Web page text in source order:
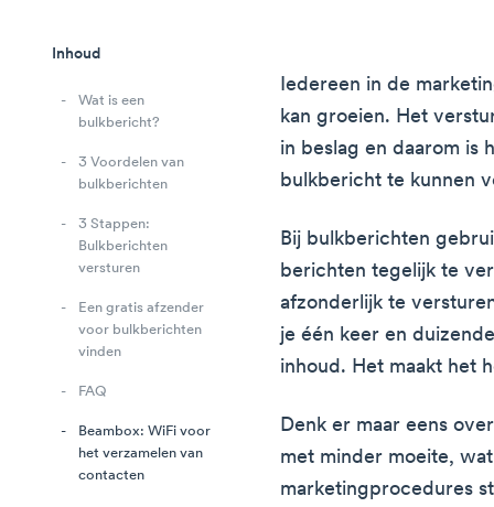
Inhoud
Wat is een
bulkbericht?
3 Voordelen van
bulkberichten
3 Stappen:
Bulkberichten
versturen
Een gratis afzender
voor bulkberichten
vinden
FAQ
Beambox: WiFi voor
het verzamelen van
contacten
Iedereen in de
kan groeien. Het
in beslag en daarom is
bulkbericht te kunnen
Bij bulkberichten
berichten tegelijk te
afzonderlijk te
je één keer en
inhoud. Het maakt het
Denk er maar eens
met minder moeite,
marketingprocedures